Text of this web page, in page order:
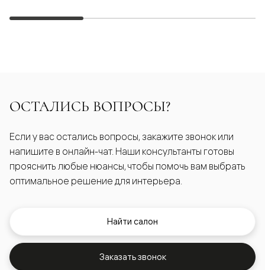
ОСТАЛИСЬ ВОПРОСЫ?
Если у вас остались вопросы, закажите звонок или
напишите в онлайн-чат. Наши консультанты готовы
прояснить любые нюансы, чтобы помочь вам выбрать
оптимальное решение для интерьера.
Найти салон
Заказать звонок